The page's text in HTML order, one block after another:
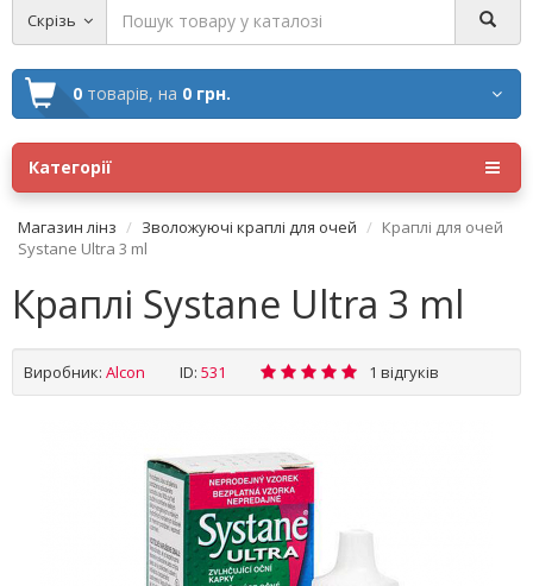
Скрізь
0 товарів, на 0 грн.
Категорії
Магазин лінз Зволожуючі краплі для очей
Краплі для очей
Systane Ultra 3 ml
Краплі Systane Ultra 3 ml
Виробник: Alсon ID: 531 1 відгуків